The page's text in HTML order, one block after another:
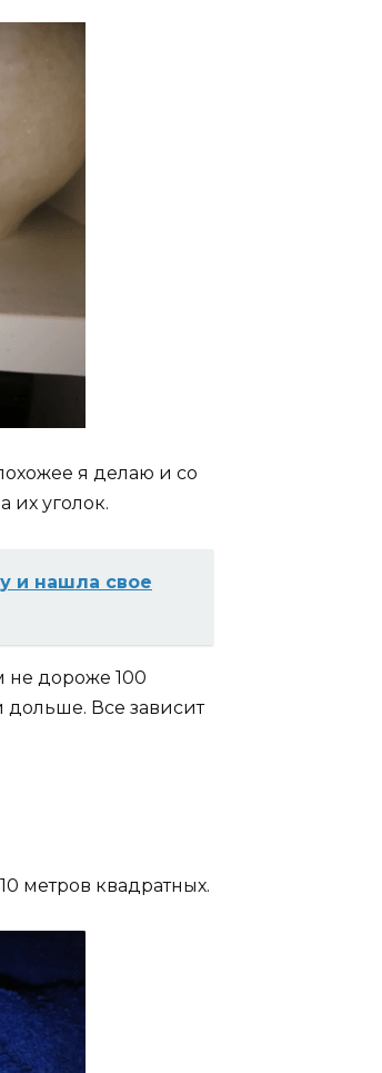
я делаю и со
их уголок.
и нашла свое
не дороже 100
дольше. Все зависит
метров квадратных.